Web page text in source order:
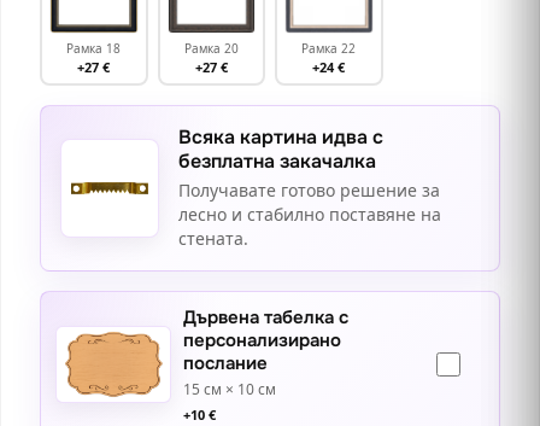
Рамка 18
+27 €
Рамка 20
+27 €
Рамка 22
+24 €
Всяка картина идва с
безплатна закачалка
Получавате готово решение за
лесно и стабилно поставяне на
стената.
Дървена табелка с
персонализирано
послание
15 см × 10 см
+10 €